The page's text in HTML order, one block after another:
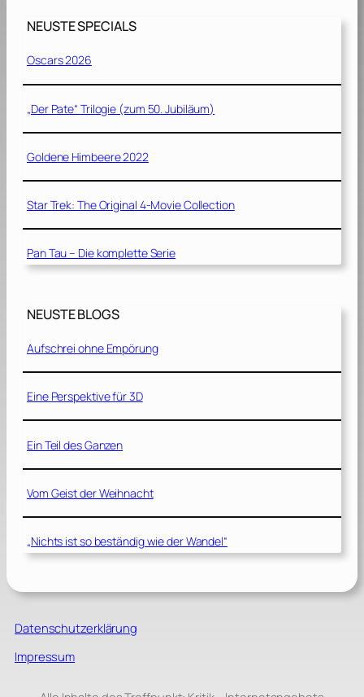
NEUSTE SPECIALS
Oscars 2026
„Der Pate“ Trilogie (zum 50. Jubiläum)
Goldene Himbeere 2022
Star Trek: The Original 4-Movie Collection
Pan Tau – Die komplette Serie
NEUSTE BLOGS
Aufschrei ohne Empörung
Eine Perspektive für 3D
Ein Teil des Ganzen
Vom Geist der Weihnacht
„Nichts ist so beständig wie der Wandel“
Datenschutzerklärung
Impressum